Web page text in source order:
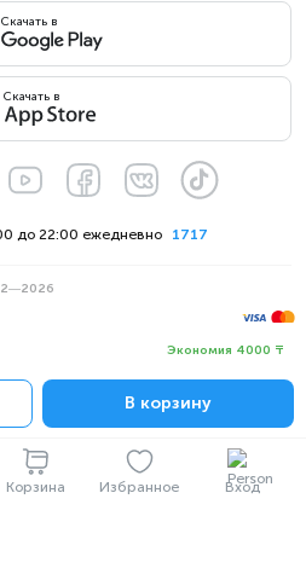
Корзина Избранное Вход
Экономия 4000 ₸
В корзину
Скачать в
Скачать в
1717
до 22:00 ежедневно